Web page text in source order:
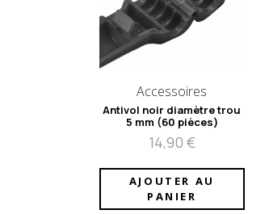
Accessoires
Antivol noir diamètre trou
5 mm (60 pièces)
14,90 €
AJOUTER AU
PANIER